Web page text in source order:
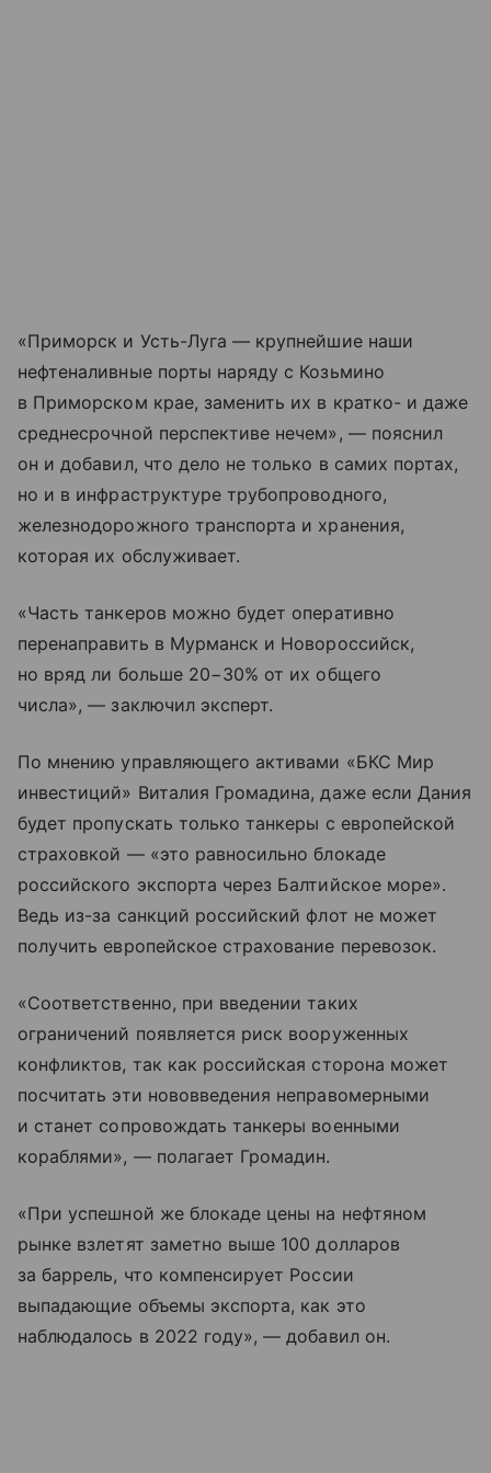
«Приморск и Усть-Луга — крупнейшие наши
нефтеналивные порты наряду с Козьмино
в Приморском крае, заменить их в кратко- и даже
среднесрочной перспективе нечем», — пояснил
он и добавил, что дело не только в самих портах,
но и в инфраструктуре трубопроводного,
железнодорожного транспорта и хранения,
которая их обслуживает.
«Часть танкеров можно будет оперативно
перенаправить в Мурманск и Новороссийск,
но вряд ли больше 20−30% от их общего
числа», — заключил эксперт.
По мнению управляющего активами «БКС Мир
инвестиций» Виталия Громадина, даже если Дания
будет пропускать только танкеры с европейской
страховкой — «это равносильно блокаде
российского экспорта через Балтийское море».
Ведь из-за санкций российский флот не может
получить европейское страхование перевозок.
«Соответственно, при введении таких
ограничений появляется риск вооруженных
конфликтов, так как российская сторона может
посчитать эти нововведения неправомерными
и станет сопровождать танкеры военными
кораблями», — полагает Громадин.
«При успешной же блокаде цены на нефтяном
рынке взлетят заметно выше 100 долларов
за баррель, что компенсирует России
выпадающие объемы экспорта, как это
наблюдалось в 2022 году», — добавил он.